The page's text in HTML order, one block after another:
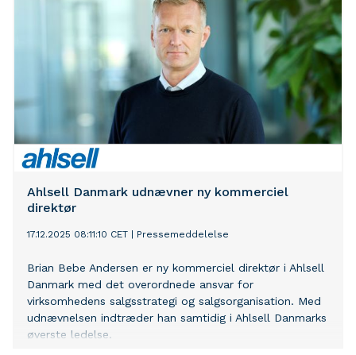
Ahlsell Danmark udnævner ny kommerciel
direktør
17.12.2025 08:11:10 CET Pressemeddelelse
Brian Bebe Andersen er ny kommerciel direktør i Ahlsell
Danmark med det overordnede ansvar for
virksomhedens salgsstrategi og salgsorganisation. Med
udnævnelsen indtræder han samtidig i Ahlsell Danmarks
øverste ledelse.